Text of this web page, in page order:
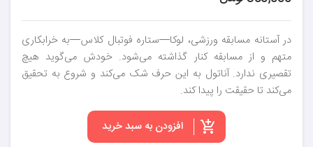
در آستانه مسابقه ورزشی، لوکا—ستاره فوتبال کلاس—به خرابکاری
متهم و از مسابقه کنار گذاشته می‌شود. خودش می‌گوید هیچ
تقصیری ندارد. آناتول به این حرف شک می‌کند و شروع به تحقیق
می‌کند تا حقیقت را پیدا کند.
افزودن به سبد خرید